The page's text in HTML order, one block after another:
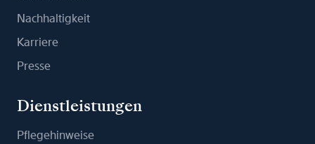
Nachhaltigkeit
Karriere
Presse
Dienstleistungen
Pflegehinweise